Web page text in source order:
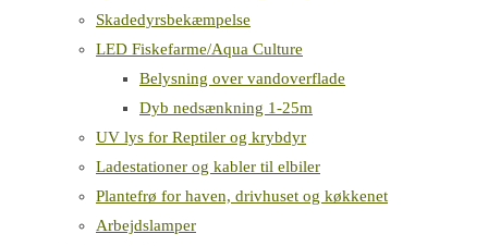
Skadedyrsbekæmpelse
LED Fiskefarme/Aqua Culture
Belysning over vandoverflade
Dyb nedsænkning 1-25m
UV lys for Reptiler og krybdyr
Ladestationer og kabler til elbiler
Plantefrø for haven, drivhuset og køkkenet
Arbejdslamper